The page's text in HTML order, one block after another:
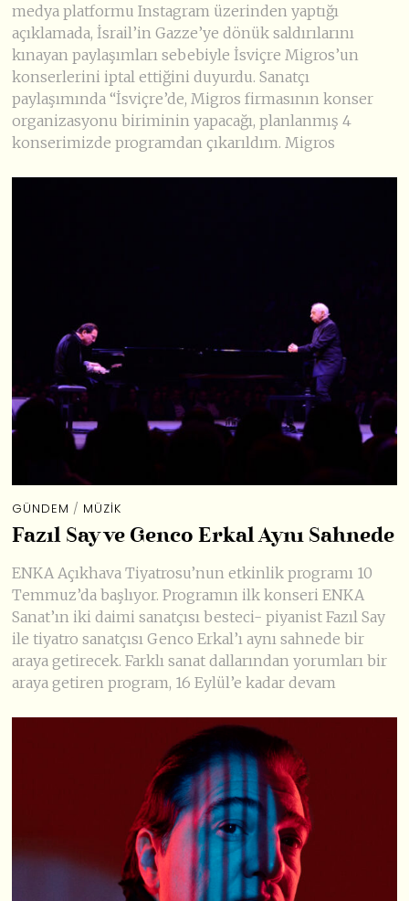
medya platformu Instagram üzerinden yaptığı
açıklamada, İsrail’in Gazze’ye dönük saldırılarını
kınayan paylaşımları sebebiyle İsviçre Migros’un
konserlerini iptal ettiğini duyurdu. Sanatçı
paylaşımında “İsviçre’de, Migros firmasının konser
organizasyonu biriminin yapacağı, planlanmış 4
konserimizde programdan çıkarıldım. Migros
GÜNDEM / MÜZIK
Fazıl Say ve Genco Erkal Aynı Sahnede
ENKA Açıkhava Tiyatrosu’nun etkinlik programı 10
Temmuz’da başlıyor. Programın ilk konseri ENKA
Sanat’ın iki daimi sanatçısı besteci- piyanist Fazıl Say
ile tiyatro sanatçısı Genco Erkal’ı aynı sahnede bir
araya getirecek. Farklı sanat dallarından yorumları bir
araya getiren program, 16 Eylül’e kadar devam